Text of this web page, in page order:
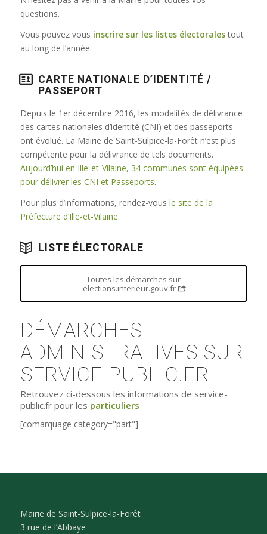
questions.
Vous pouvez vous inscrire sur les listes électoralestout
au long de l’année.
CARTE NATIONALE D’IDENTITÉ /
PASSEPORT
Depuis le 1er décembre 2016, les modalités de délivrance
des cartes nationales d’identité (CNI) et des passeports
ont évolué. La Mairie de Saint-Sulpice-la-Forêt n’est plus
compétente pour la délivrance de tels documents.
Aujourd’hui en Ille-et-Vilaine, 34 communes sont équipées
pour délivrer les CNI et Passeports.
Pour plus d’informations, rendez-vous le site de la
Préfecture d’Ille-et-Vilaine.
LISTE ÉLECTORALE
Toutes les démarches sur
elections.interieur.gouv.fr
DÉMARCHES
ADMINISTRATIVES SUR
SERVICE-PUBLIC.FR
Retrouvez ci-dessous les informations de service-
public.fr pour les particuliers
[comarquage category="part"]
Mairie de Saint-Sulpice-la-Forêt
3 rue de l’Abbaye